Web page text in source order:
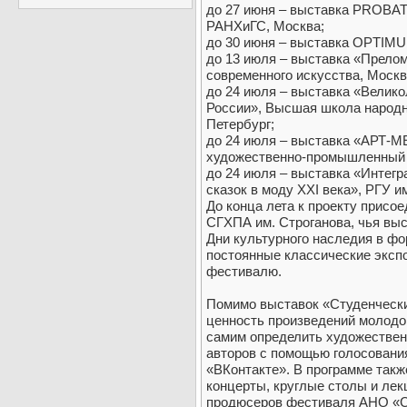
до 27 июня – выставка
РАНХиГС, Москва;
до 30 июня – выставка
до 13 июля – выставка
современного искусства,
до 24 июля – выставка
России», Высшая школа
Петербург;
до 24 июля – выставка
художественно-промышленный
до 24 июля – выставка
сказок в моду ХХI века», РГУ
До конца лета к проекту
СГХПА им. Строганова, чья
Дни культурного наследия в
постоянные классические
фестивалю.
Помимо выставок
ценность произведений
самим определить
авторов с помощью
«ВКонтакте». В программе
концерты, круглые столы и
продюсеров фестиваля АНО